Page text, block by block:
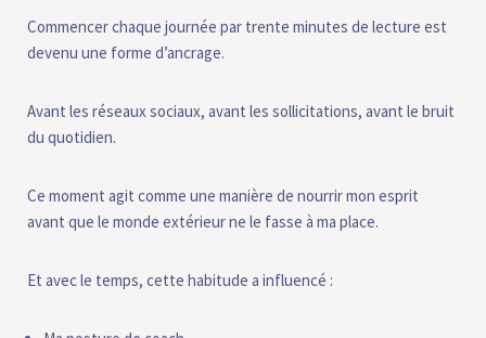
Commencer chaque journée par trente minutes de lecture est
devenu une forme d’ancrage.
Avant les réseaux sociaux, avant les sollicitations, avant le bruit
du quotidien.
Ce moment agit comme une manière de nourrir mon esprit
avant que le monde extérieur ne le fasse à ma place.
Et avec le temps, cette habitude a influencé :